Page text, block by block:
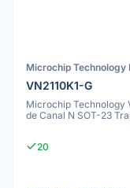
Microchip Technology
VN2110K1-G
Microchip Technology
de Canal N SOT-23
20